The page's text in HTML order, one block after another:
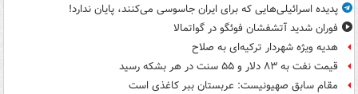
پدیده اسرائیلی‌هایی که برای ایران جاسوسی می‌کنند، پایان ندارد!
فوران شدید آتشفشان فوئگو در گواتمالا
هدیه ویژه شهردار ترکیه‌ای به صلاح
قیمت نفت به ۸۳ دلار و ۵۵ سنت در هر بشکه رسید
مقام سابق صهیونیست: عربستان ببر کاغذی است